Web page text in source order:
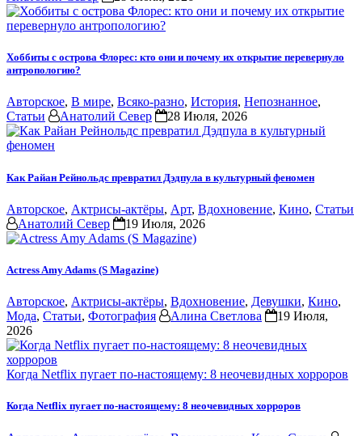
Хоббиты с острова Флорес: кто они и почему их открытие перевернуло
антропологию?
Авторское, В мире, Всяко-разно, История, Непознанное,
Статьи
Анатолий Север 28 Июля, 2026
Как Райан Рейнольдс превратил Дэдпула в культурный феномен
Авторское, Актрисы-актёры, Арт, Вдохновение, Кино, Статьи
Анатолий Север
19 Июля, 2026
Actress Amy Adams (S Magazine)
Авторское, Актрисы-актёры, Вдохновение, Девушки, Кино,
Мода, Статьи, Фотография Алина Светлова
19 Июля,
2026
Когда Netflix пугает по-настоящему: 8 неочевидных хорроров
Когда Netflix пугает по-настоящему: 8 неочевидных хорроров